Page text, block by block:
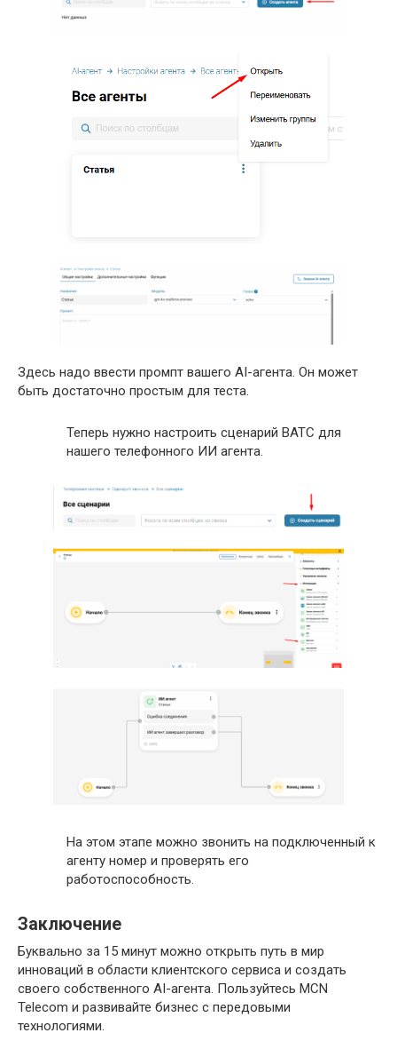
Здесь надо ввести промпт вашего AI-агента. Он может
быть достаточно простым для теста.
Теперь нужно настроить сценарий ВАТС для
нашего телефонного ИИ агента.
На этом этапе можно звонить на подключенный к
агенту номер и проверять его
работоспособность.
Заключение
Буквально за 15 минут можно открыть путь в мир
инноваций в области клиентского сервиса и создать
своего собственного AI-агента. Пользуйтесь MCN
Telecom и развивайте бизнес с передовыми
технологиями.